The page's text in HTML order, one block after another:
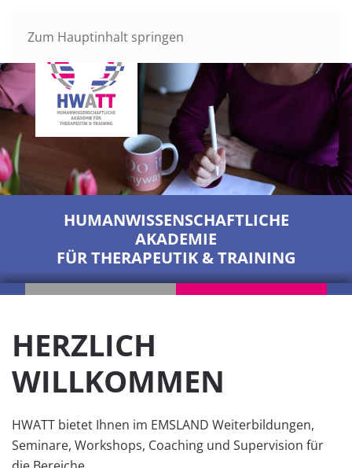
Zum Hauptinhalt springen
HUMANWISSENSCHAFTLICHE
AKADEMIE
FÜR THERAPEUTIK & TRAINING
HERZLICH
WILLKOMMEN
HWATT bietet Ihnen im EMSLAND Weiterbildungen,
Seminare, Workshops, Coaching und Supervision für